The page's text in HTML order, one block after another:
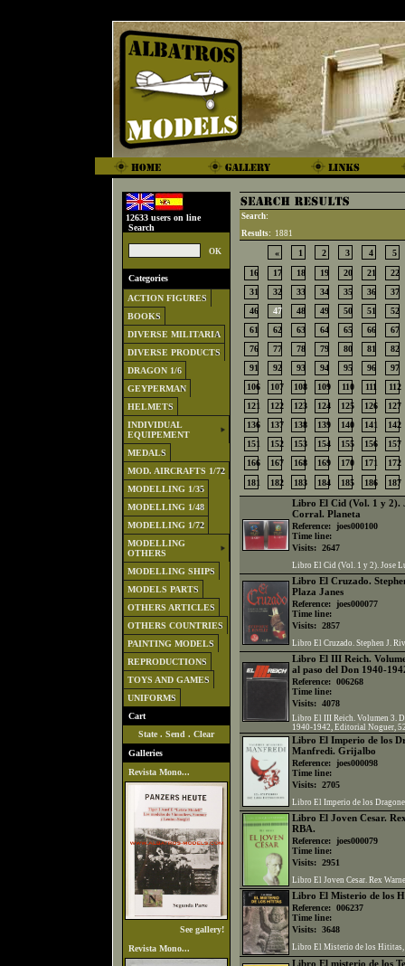
12633 users on line
Search
Categories
ACTION FIGURES
BOOKS
DIVERSE MILITARIA
DIVERSE PRODUCTS
DRAGON 1/6
GEYPERMAN
HELMETS
INDIVIDUAL
EQUIPEMENT
MEDALS
MOD. AIRCRAFTS 1/72
MODELLING 1/35
MODELLING 1/48
MODELLING 1/72
MODELLING
OTHERS
MODELLING SHIPS
MODELS PARTS
OTHERS ARTICLES
OTHERS COUNTRIES
PAINTING MODELS
REPRODUCTIONS
TOYS AND GAMES
UNIFORMS
Cart
State . Send . Clear
Galleries
Revista Mono...
See gallery!
Revista Mono...
Search:
Results: 1881
« 1 2 3 4
5
16
17 18 19 20 21
22
31
32 33 34 35 36
37
46
47 48 49 50 51
52
61
62 63 64 65 66
67
76
77 78 79 80 81
82
91
92 93 94 95 96
97
106
107 108 109 110 111
112
121
122 123 124 125 126
127
136
137 138 139 140 141
142
151
152 153 154 155 156
157
166
167 168 169 170 171
172
181
182 183 184 185 186 187
Libro El Cid (Vol. 1 y 2).
Corral. Planeta
Reference: joes000100
Time line:
Visits: 2647
Libro El Cid (Vol. 1 y 2). Jose
Libro El Cruzado.
Plaza Janes
Reference: joes000077
Time line:
Visits: 2857
Libro El Cruzado. Stephen J.
Libro El III Reich.
al paso del Don 1940-
Reference: 006268
Time line:
Visits: 4078
Libro El III Reich. Volumen 3.
1940-1942, Editorial Noguer,
Libro El Imperio de los
Manfredi. Grijalbo
Reference: joes000098
Time line:
Visits: 2705
Libro El Imperio de los
Libro El Joven Cesar.
RBA.
Reference: joes000079
Time line:
Visits: 2951
Libro El Joven Cesar. Rex
Libro El Misterio de los
Reference: 006237
Time line:
Visits: 3648
Libro El Misterio de los Hititas,
Libro El misterio de los